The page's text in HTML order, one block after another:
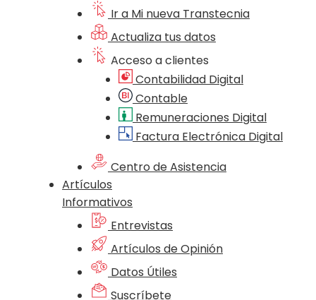
Ir a Mi nueva Transtecnia
Actualiza tus datos
Acceso a clientes
Contabilidad Digital
Contable
Remuneraciones Digital
Factura Electrónica Digital
Centro de Asistencia
Artículos
Informativos
Entrevistas
Artículos de Opinión
Datos Útiles
Suscríbete